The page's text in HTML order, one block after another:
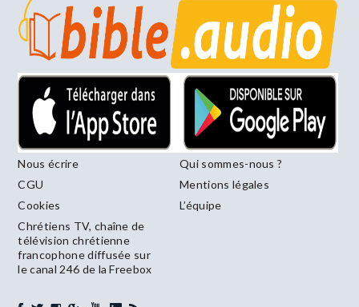
Nous écrire
Qui sommes-nous ?
CGU
Mentions légales
Cookies
L’équipe
Chrétiens TV, chaîne de
télévision chrétienne
francophone diffusée sur
le canal 246 de la Freebox